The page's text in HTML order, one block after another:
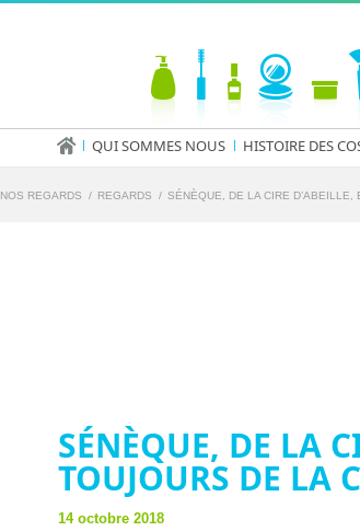
QUI SOMMES NOUS HISTOIRE DES
NOS REGARDS / REGARDS / SÉNÈQUE, DE LA CIRE D’ABEILLE,
SÉNÈQUE, DE LA
TOUJOURS DE LA
14 octobre 2018